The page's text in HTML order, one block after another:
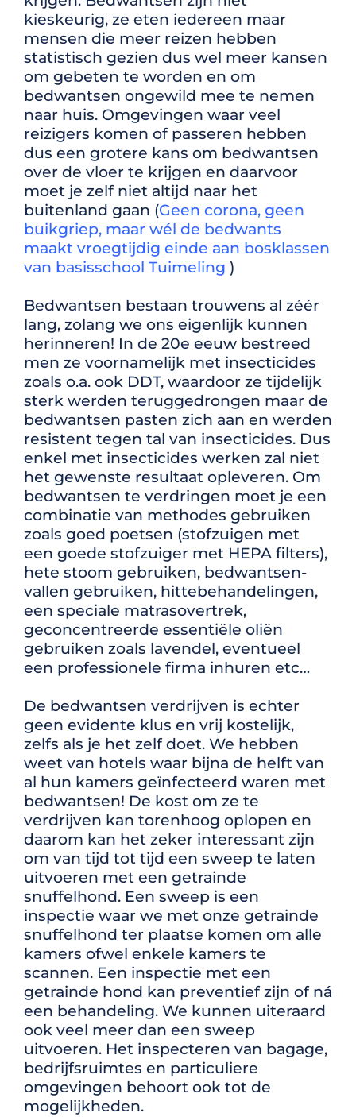
kieskeurig, ze eten iedereen maar
mensen die meer reizen hebben
statistisch gezien dus wel meer kansen
om gebeten te worden en om
bedwantsen ongewild mee te nemen
naar huis. Omgevingen waar veel
reizigers komen of passeren hebben
dus een grotere kans om bedwantsen
over de vloer te krijgen en daarvoor
moet je zelf niet altijd naar het
buitenland gaan (Geen corona, geen
buikgriep, maar wél de bedwants
maakt vroegtijdig einde aan bosklassen
van basisschool Tuimeling )
Bedwantsen bestaan trouwens al zéér
lang, zolang we ons eigenlijk kunnen
herinneren! In de 20e eeuw bestreed
men ze voornamelijk met insecticides
zoals o.a. ook DDT, waardoor ze tijdelijk
sterk werden teruggedrongen maar de
bedwantsen pasten zich aan en werden
resistent tegen tal van insecticides. Dus
enkel met insecticides werken zal niet
het gewenste resultaat opleveren. Om
bedwantsen te verdringen moet je een
combinatie van methodes gebruiken
zoals goed poetsen (stofzuigen met
een goede stofzuiger met HEPA filters),
hete stoom gebruiken, bedwantsen-
vallen gebruiken, hittebehandelingen,
een speciale matrasovertrek,
geconcentreerde essentiële oliën
gebruiken zoals lavendel, eventueel
een professionele firma inhuren etc…
De bedwantsen verdrijven is echter
geen evidente klus en vrij kostelijk,
zelfs als je het zelf doet. We hebben
weet van hotels waar bijna de helft van
al hun kamers geïnfecteerd waren met
bedwantsen! De kost om ze te
verdrijven kan torenhoog oplopen en
daarom kan het zeker interessant zijn
om van tijd tot tijd een sweep te laten
uitvoeren met een getrainde
snuffelhond. Een sweep is een
inspectie waar we met onze getrainde
snuffelhond ter plaatse komen om alle
kamers ofwel enkele kamers te
scannen. Een inspectie met een
getrainde hond kan preventief zijn of ná
een behandeling. We kunnen uiteraard
ook veel meer dan een sweep
uitvoeren. Het inspecteren van bagage,
bedrijfsruimtes en particuliere
omgevingen behoort ook tot de
mogelijkheden.